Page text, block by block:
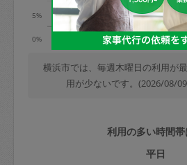
土曜日8時〜実施時間＝
＋交通費全額
依頼者不在による当日キ
金額の100%＋交通費全額
定期契約をキャンセルす
期は月2回まで隔週定期
0%
5%
火 水 木
横浜市では、毎週木曜日の利用が
用が少ないです。(2026/08/
利用の多い時間帯
平日